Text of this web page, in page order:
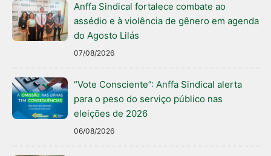
Anffa Sindical fortalece combate ao
assédio e à violência de gênero em agenda
do Agosto Lilás
07/08/2026
“Vote Consciente”: Anffa Sindical alerta
para o peso do serviço público nas
eleições de 2026
06/08/2026